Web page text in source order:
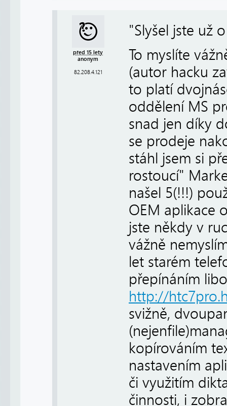
před 15 lety
anonym
82.208.4.121
"Slyšel jste už
To myslíte
(autor hacku
to platí
oddělení MS
snad jen díky
se prodeje
stáhl jsem si
rostoucí"
našel 5(!!!)
OEM aplikace
jste někdy v
vážně
let starém
přepínáním
http://
svižně,
kopírováním
nastavením
či využitím
činnosti, i